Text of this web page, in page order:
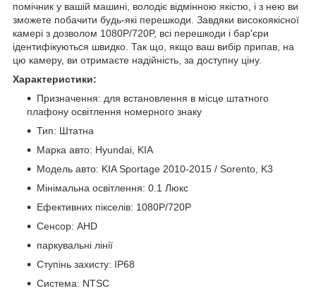
помічник у вашій машині, володіє відмінною якістю, і з нею ви
зможете побачити будь-які перешкоди. Завдяки високоякісної
камері з дозволом 1080P/720P, всі перешкоди і бар'єри
ідентифікуються швидко. Так що, якщо ваш вибір припав, на
цю камеру, ви отримаєте надійність, за доступну ціну.
Характеристики:
Призначення: для встановлення в місце штатного
плафону освітлення номерного знаку
Тип: Штатна
Марка авто: Hyundai, KIA
Модель авто: KIA Sportage 2010-2015 / Sorento, K3
Мінімальна освітлення: 0.1 Люкс
Ефективних пікселів: 1080P/720P
Сенсор: AHD
паркувальні лінії
Ступінь захисту: IP68
Система: NTSC